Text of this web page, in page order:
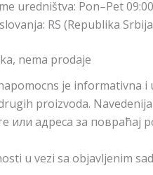
uredništva: Pon–Pet
RS (Republika
nema prodaje
je informativna i
proizvoda.
или адреса за повраћај
u vezi sa objavljenim